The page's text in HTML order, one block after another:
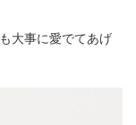
大事に愛でてあげ